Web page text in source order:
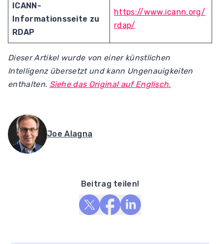
ICANN-
Informationsseite zu
RDAP
https://www.icann.org/
rdap/
Dieser Artikel wurde von einer künstlichen
Intelligenz übersetzt und kann Ungenauigkeiten
enthalten. Siehe das Original auf Englisch.
Joe Alagna
Beitrag teilen!